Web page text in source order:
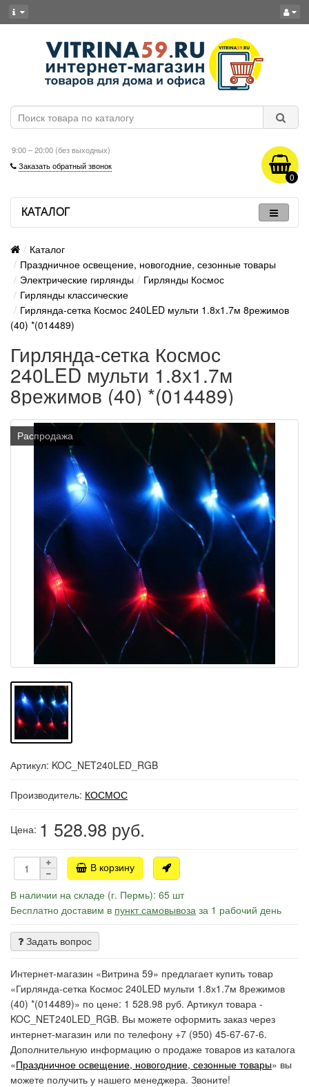
9:00 – 20:00 (без выходных)
Заказать обратный звонок
0
КАТАЛОГ
Каталог
Праздничное освещение, новогодние, сезонные товары
Электрические гирлянды
Гирлянды Космос
Гирлянды классические
Гирлянда-сетка Космос 240LED мульти 1.8х1.7м 8режимов
(40) *(014489)
Гирлянда-сетка Космос
240LED мульти 1.8х1.7м
8режимов (40) *(014489)
Распродажа
Артикул: KOC_NET240LED_RGB
Производитель: КОСМОС
Цена: 1 528.98 руб.
В корзину
В наличии на складе (г. Пермь): 65 шт
Бесплатно доставим в пункт самовывоза за 1 рабочий день
Задать вопрос
Интернет-магазин «Витрина 59» предлагает купить товар
«Гирлянда-сетка Космос 240LED мульти 1.8х1.7м 8режимов
(40) *(014489)» по цене: 1 528.98 руб. Артикул товара -
KOC_NET240LED_RGB. Вы можете оформить заказ через
интернет-магазин или по телефону +7 (950) 45-67-67-6.
Дополнительную информацию о продаже товаров из каталога
«Праздничное освещение, новогодние, сезонные товары» вы
можете получить у нашего менеджера. Звоните!